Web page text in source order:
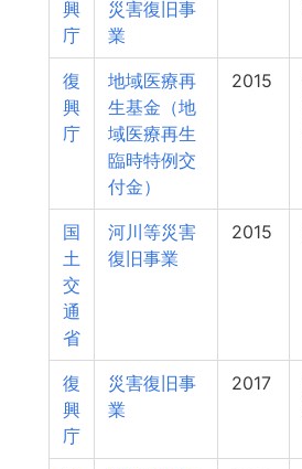
興
庁
災害復旧事
業
復
興
庁
地域医療再
生基金（地
域医療再生
臨時特例交
付金）
2015
国
土
交
通
省
河川等災害
復旧事業
2015
復
興
庁
災害復旧事
業
2017